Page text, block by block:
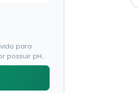
para
possuir pH
correr o